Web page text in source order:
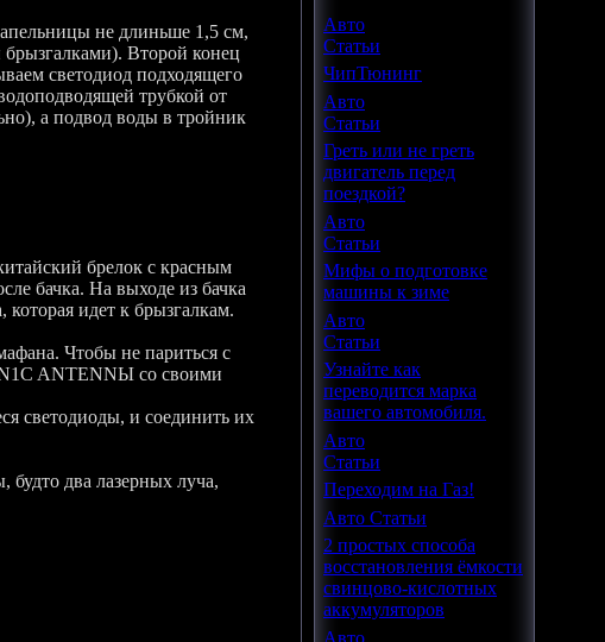
не длиньше 1,5 см,
Второй конец
светодиод подходящего
трубкой от
а подвод воды в тройник
брелок с красным
бачка. На выходе из бачка
которая идет к брызгалкам.
Чтобы не париться с
ANTENNЫ со своими
светодиоды, и соединить их
два лазерных луча,
Авто
Статьи
ЧипТюнинг
Авто
Статьи
Греть или не греть
двигатель перед
поездкой?
Авто
Статьи
Мифы о подготовке
машины к зиме
Авто
Статьи
Узнайте как
переводится марка
вашего автомобиля.
Авто
Статьи
Переходим на Газ!
Авто Статьи
2 простых способа
восстановления ёмкости
свинцово-кислотных
аккумуляторов
Авто